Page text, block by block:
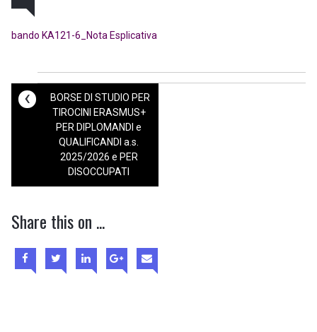
bando KA121-6_Nota Esplicativa
‹
BORSE DI STUDIO PER
TIROCINI ERASMUS+
PER DIPLOMANDI e
QUALIFICANDI a.s.
2025/2026 e PER
DISOCCUPATI
Share this on ...